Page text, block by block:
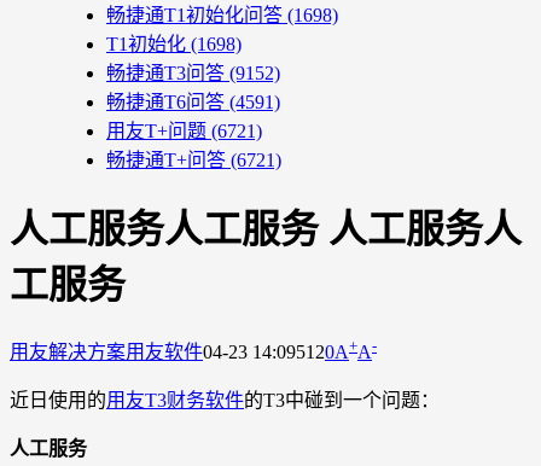
畅捷通T1初始化问答 (1698)
T1初始化 (1698)
畅捷通T3问答 (9152)
畅捷通T6问答 (4591)
用友T+问题 (6721)
畅捷通T+问答 (6721)
人工服务人工服务 人工服务人
工服务
用友解决方案用友软件04-23 14:095120A+A-
近日使用的用友T3财务软件的T3中碰到一个问题：
人工服务